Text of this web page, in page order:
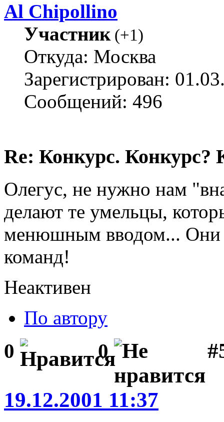
Al Chipollino
Участник(+1)
Откуда: Москва
Зарегистрирован:
Сообщений: 496
Re: Конкурс. Конкурс?
Олегус, не нужно нам
делают те умельцы,
менюшным вводом... Они
команд!
Неактивен
По автору
0 0
19.12.2001 11:37